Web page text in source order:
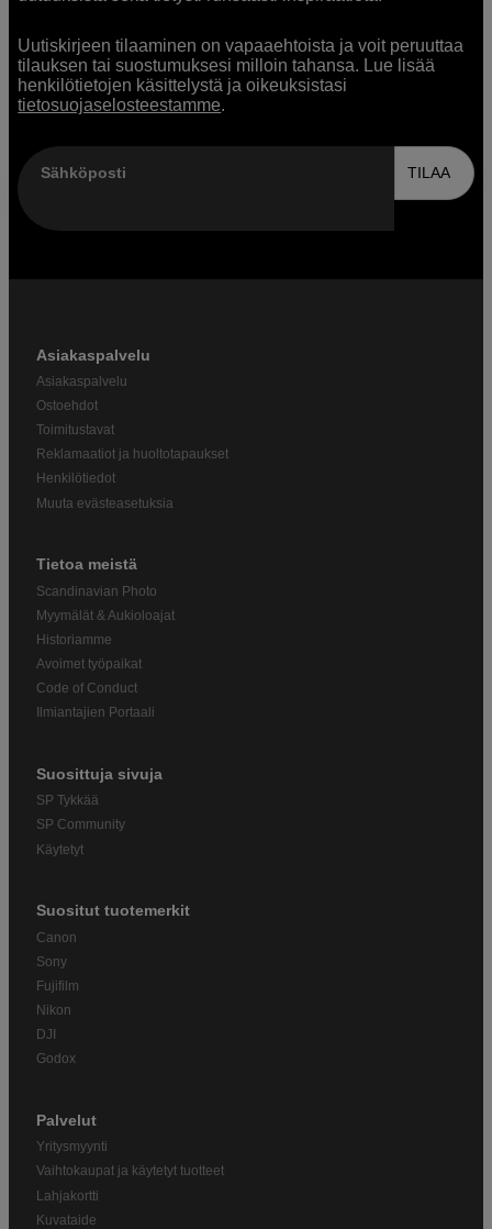
Uutiskirjeen tilaaminen on vapaaehtoista ja voit peruuttaa
tilauksen tai suostumuksesi milloin tahansa. Lue lisää
henkilötietojen käsittelystä ja oikeuksistasi
tietosuojaselosteestamme.
Sähköposti TILAA
Asiakaspalvelu
Asiakaspalvelu
Ostoehdot
Toimitustavat
Reklamaatiot ja huoltotapaukset
Henkilötiedot
Muuta evästeasetuksia
Tietoa meistä
Scandinavian Photo
Myymälät & Aukioloajat
Historiamme
Avoimet työpaikat
Code of Conduct
Ilmiantajien Portaali
Suosittuja sivuja
SP Tykkää
SP Community
Käytetyt
Suositut tuotemerkit
Canon
Sony
Fujifilm
Nikon
DJI
Godox
Palvelut
Yritysmyynti
Vaihtokaupat ja käytetyt tuotteet
Lahjakortti
Kuvataide